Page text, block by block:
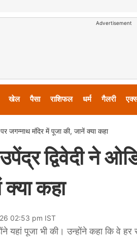
Advertisement
खेल पैसा राशिफल धर्म गैलरी
जगन्नाथ मंदिर में पूजा की, जानें क्या कहा
द्विवेदी ने
कहा
02:53 pm IST
यहां पूजा भी की। उन्होंने कहा कि वे